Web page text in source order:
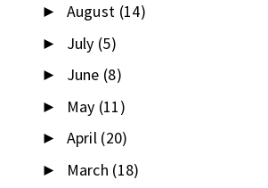
► August (14)
► July (5)
► June (8)
► May (11)
► April (20)
► March (18)